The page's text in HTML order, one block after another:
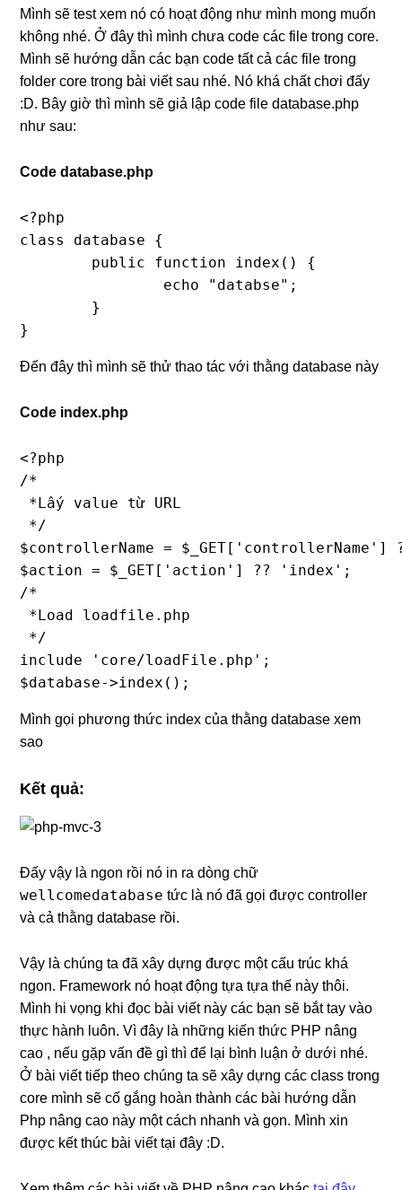
Mình sẽ test xem nó có hoạt động như mình mong muốn
không nhé. Ở đây thì mình chưa code các file trong core.
Mình sẽ hướng dẫn các bạn code tất cả các file trong
folder core trong bài viết sau nhé. Nó khá chất chơi đấy
:D. Bây giờ thì mình sẽ giả lập code file database.php
như sau:
Code database.php
<?php
class database {
}
Đến đây thì mình sẽ thử thao tác với thằng database này
Code index.php
<?php
/*
*Lấy value từ URL
*/
$controllerName = $_GET['controllerName']
$action = $_GET['action'] ?? 'index';
/*
*Load loadfile.php
*/
include 'core/loadFile.php';
Mình gọi phương thức index của thằng database xem
sao
Kết quả:
Đấy vậy là ngon rồi nó in ra dòng chữ
wellcomedatabase tức là nó đã gọi được controller
và cả thằng database rồi.
Vậy là chúng ta đã xây dựng được một cấu trúc khá
ngon. Framework nó hoạt động tựa tựa thế này thôi.
Mình hi vọng khi đọc bài viết này các bạn sẽ bắt tay vào
thực hành luôn. Vì đây là những kiến thức PHP nâng
cao , nếu gặp vấn đề gì thì để lại bình luận ở dưới nhé.
Ở bài viết tiếp theo chúng ta sẽ xây dựng các class trong
core mình sẽ cố gắng hoàn thành các bài hướng dẫn
Php nâng cao này một cách nhanh và gọn. Mình xin
được kết thúc bài viết tại đây :D.